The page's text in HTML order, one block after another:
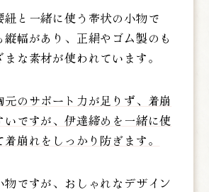
紐と一緒に使う帯状の小物で
幅があり、正絹やゴム製のも
な素材が使われています。
元のサポート力が足りず、着崩
いですが、伊達締めを一緒に使
崩れをしっかり防ぎます。
物ですが、おしゃれなデザイン